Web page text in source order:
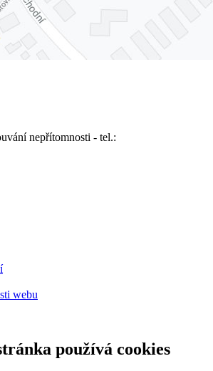
nepřítomnosti - tel.:
webu
používá cookies